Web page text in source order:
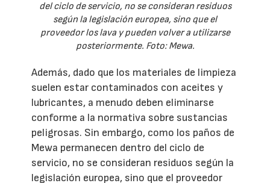
del ciclo de servicio, no se consideran residuos
según la legislación europea, sino que el
proveedor los lava y pueden volver a utilizarse
posteriormente. Foto: Mewa.
Además, dado que los materiales de limpieza
suelen estar contaminados con aceites y
lubricantes, a menudo deben eliminarse
conforme a la normativa sobre sustancias
peligrosas. Sin embargo, como los paños de
Mewa permanecen dentro del ciclo de
servicio, no se consideran residuos según la
legislación europea, sino que el proveedor